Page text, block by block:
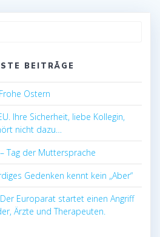
BEITRÄGE
Frohe Ostern
Ihre Sicherheit, liebe Kollegin,
nicht dazu…
Tag der Muttersprache
Gedenken kennt kein „Aber“
Europarat startet einen Angriff
Ärzte und Therapeuten.